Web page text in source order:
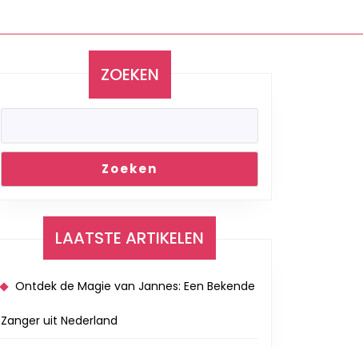
ZOEKEN
Zoeken
LAATSTE ARTIKELEN
Ontdek de Magie van Jannes: Een Bekende
Zanger uit Nederland